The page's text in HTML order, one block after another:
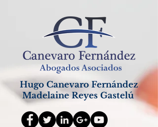
Hugo Canevaro Fernández
Madelaine Reyes Gastelú